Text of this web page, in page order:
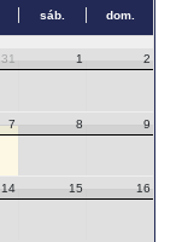
sáb. dom.
31 1 2
7 8 9
14 15 16